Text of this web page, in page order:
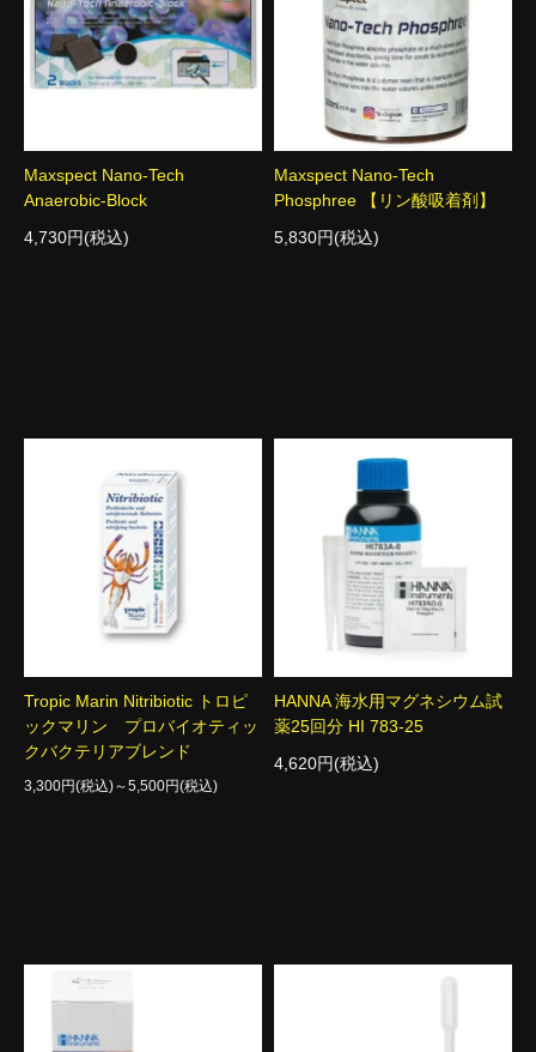
Maxspect Nano-Tech
Anaerobic-Block
4,730円(税込)
Maxspect Nano-Tech
Phosphree 【リン酸吸着剤】
5,830円(税込)
Tropic Marin Nitribiotic トロピ
ックマリン プロバイオティッ
クバクテリアブレンド
3,300円(税込)～5,500円(税込)
HANNA 海水用マグネシウム試
薬25回分 HI 783-25
4,620円(税込)